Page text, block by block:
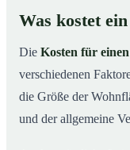
Was kostet
Die Kosten für
verschiedenen
die Größe der
und der allgemeine